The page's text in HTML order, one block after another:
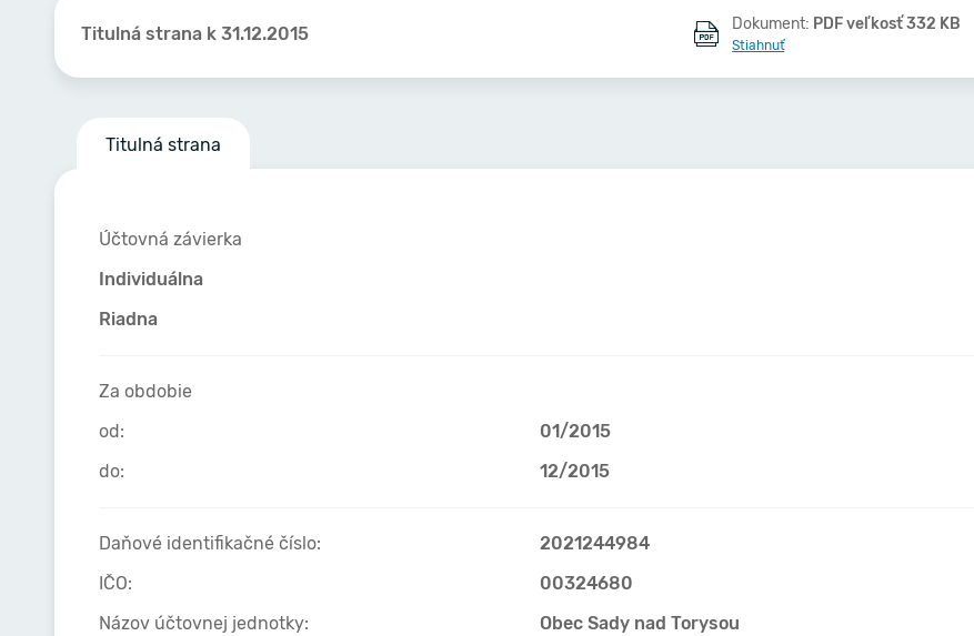
Titulná strana k 31.12.2015 Dokument: PDF veľkosť 332 KB
Stiahnuť
Titulná strana
Účtovná závierka
Individuálna
Riadna
Za obdobie
od:
01/2015
do:
12/2015
Daňové identifikačné číslo:
2021244984
IČO:
00324680
Názov účtovnej jednotky:
Obec Sady nad Torysou